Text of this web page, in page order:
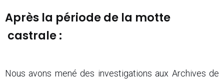
Après la période de la motte
castrale :
Nous avons mené des investigations aux Archives de